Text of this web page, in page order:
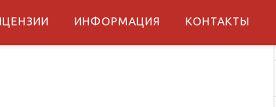
ИНФОРМАЦИЯ КОНТАКТЫ